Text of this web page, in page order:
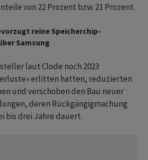
von 22 Prozent bzw. 21 Prozent.
reine Speicherchip-
Samsung
laut Clode noch 2023
erlitten hatten, reduzierten
und verschoben den Bau neuer
deren Rückgängigmachung
bis drei Jahre dauert.